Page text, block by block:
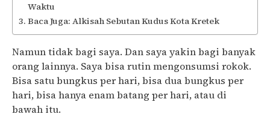
Waktu
Baca Juga: Alkisah Sebutan Kudus Kota Kretek
Namun tidak bagi saya. Dan saya yakin bagi banyak
orang lainnya. Saya bisa rutin mengonsumsi rokok.
Bisa satu bungkus per hari, bisa dua bungkus per
hari, bisa hanya enam batang per hari, atau di
bawah itu.